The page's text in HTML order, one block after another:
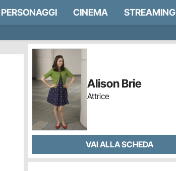
PERSONAGGI CINEMA STREAMING
Alison Brie
Attrice
VAI ALLA SCHEDA